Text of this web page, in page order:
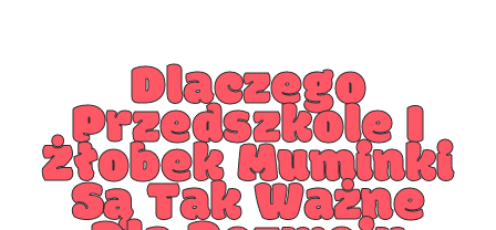
Dlaczego
Przedszkole I
Żłobek Muminki
Są Tak Ważne